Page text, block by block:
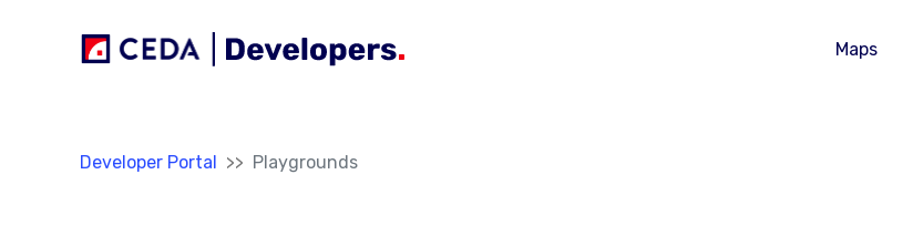
Maps
Jsi tady:
Developer Portal Playgrounds